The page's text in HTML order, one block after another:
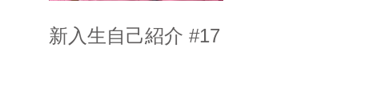
新入生自己紹介 #17